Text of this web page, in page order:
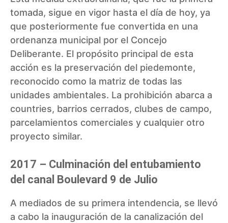
tomada, sigue en vigor hasta el día de hoy, ya
que posteriormente fue convertida en una
ordenanza municipal por el Concejo
Deliberante. El propósito principal de esta
acción es la preservación del piedemonte,
reconocido como la matriz de todas las
unidades ambientales. La prohibición abarca a
countries, barrios cerrados, clubes de campo,
parcelamientos comerciales y cualquier otro
proyecto similar.
2017 – Culminación del entubamiento
del canal Boulevard 9 de Julio
A mediados de su primera intendencia, se llevó
a cabo la inauguración de la canalización del